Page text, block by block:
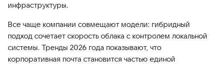
инфраструктуры.
Все чаще компании совмещают модели: гибридный
подход сочетает скорость облака с контролем локальной
системы. Тренды 2026 года показывают, что
корпоративная почта становится частью единой